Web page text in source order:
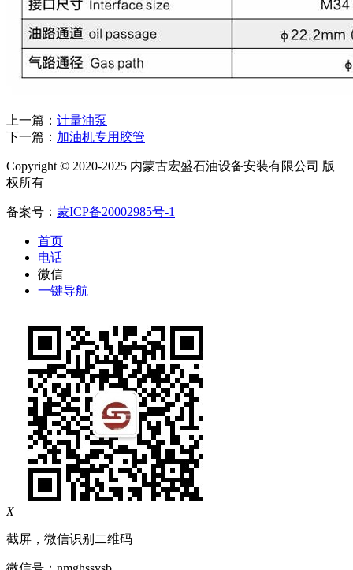
上一篇： 计量油泵
下一篇： 加油机专用胶管
Copyright © 2020-2025 内蒙古宏盛石油设备安装有限公司 版
权所有
备案号： 蒙ICP备20002985号-1
首页
电话
微信
一键导航
X
截屏，微信识别二维码